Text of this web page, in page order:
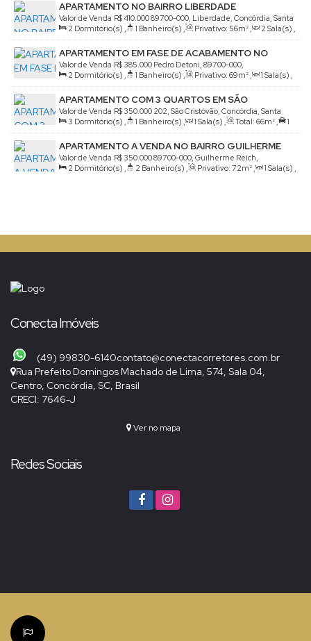
APARTAMENTO NO BAIRRO LIBERDADE
R$410.000
Valor de Venda
89700-000, Liberdade, Concórdia, Santa
Catarina, Brasil
2 Dormitório(s) , 1 Banheiro(s) , Privativo: 56m² , 2 Sala(s) ,
1 Vaga(s)
APARTAMENTO EM FASE DE ACABAMENTO NO
CINQUENTENARIO
R$ 385.000
Valor de Venda
Pedro Detoni, 89700-000,
Cinquentenário, Concórdia, Santa Catarina, Brasil
2 Dormitório(s) , 1 Banheiro(s) , Privativo: 69m² , 1 Sala(s) ,
1 Vaga(s)
APARTAMENTO COM 3 QUARTOS EM SÃO
CRISTÓVÃO R$ 350.000
Valor de Venda
202, São Cristóvão, Concórdia, Santa
Catarina, Brasil
3 Dormitório(s) , 1 Banheiro(s) , 1 Sala(s) , Total: 66m² ,
1
Vaga(s)
APARTAMENTO A VENDA NO BAIRRO GUILHERME
REICH
R$ 350.000
Valor de Venda
89700-000, Guilherme Reich,
Concórdia, Santa Catarina, Brasil
2 Dormitório(s) , 2 Banheiro(s) , Privativo: 72m² , 1 Sala(s) ,
Conecta Imóveis
(49) 99830-6140contato@conectacorretores.com.br
Rua Prefeito Domingos Machado de Lima, 574, Sala 04,
Centro, Concórdia, SC, Brasil
CRECI: 7646-J
Ver no mapa
Redes Sociais